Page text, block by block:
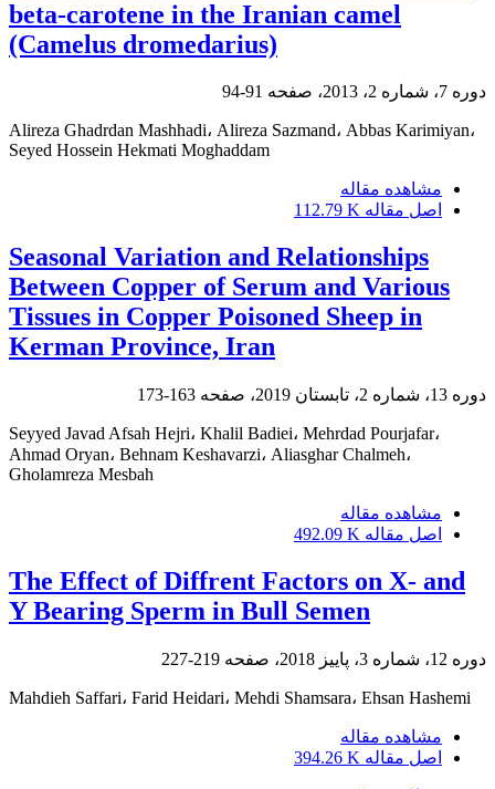
beta-carotene in the Iranian camel
(Camelus dromedarius)
دوره 7، شماره 2، 2013، صفحه 91-94
Alireza Ghadrdan Mashhadi، Alireza Sazmand، Abbas Karimiyan،
Seyed Hossein Hekmati Moghaddam
مشاهده مقاله
اصل مقاله 112.79 K
Seasonal Variation and Relationships
Between Copper of Serum and Various
Tissues in Copper Poisoned Sheep in
Kerman Province, Iran
دوره 13، شماره 2، تابستان 2019، صفحه 163-173
Seyyed Javad Afsah Hejri، Khalil Badiei، Mehrdad Pourjafar،
Ahmad Oryan، Behnam Keshavarzi، Aliasghar Chalmeh،
Gholamreza Mesbah
مشاهده مقاله
اصل مقاله 492.09 K
The Effect of Diffrent Factors on X- and
Y Bearing Sperm in Bull Semen
دوره 12، شماره 3، پاییز 2018، صفحه 219-227
Mahdieh Saffari، Farid Heidari، Mehdi Shamsara، Ehsan Hashemi
مشاهده مقاله
اصل مقاله 394.26 K